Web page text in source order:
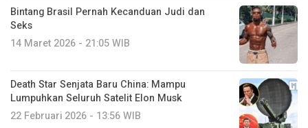
Bintang Brasil Pernah Kecanduan Judi dan
Seks
14 Maret 2026 - 21:05 WIB
Death Star Senjata Baru China: Mampu
Lumpuhkan Seluruh Satelit Elon Musk
22 Februari 2026 - 13:56 WIB